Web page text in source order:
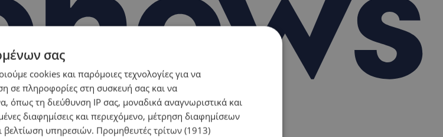
σας
cookies και παρόμοιες τεχνολογίες για να
σε πληροφορίες στη συσκευή σας και να
όπως τη διεύθυνση IP σας, μοναδικά αναγνωριστικά και
διαφημίσεις και περιεχόμενο, μέτρηση διαφημίσεων
βελτίωση υπηρεσιών. Προμηθευτές τρίτων (1913)